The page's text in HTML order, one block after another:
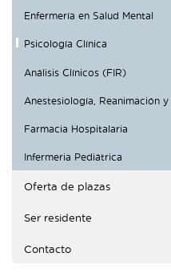
Enfermería en Salud Mental
Psicología Clínica
Análisis Clínicos (FIR)
Anestesiología, Reanimación
Farmacia Hospitalaria
Infermeria Pediátrica
Oferta de plazas
Ser residente
Contacto